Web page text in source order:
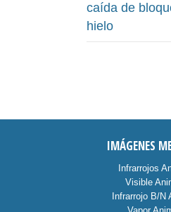
caída de
hielo
IMÁGENES
Infrarrojos
Visible
Infrarrojo B/N